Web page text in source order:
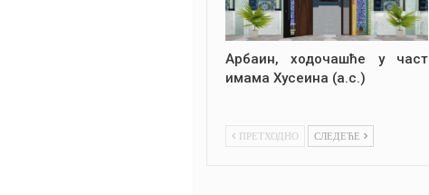
Арбаин, ходочашће у част
имама Хусеина (а.с.)
ПРЕТХОДНО СЛЕДЕЋЕ